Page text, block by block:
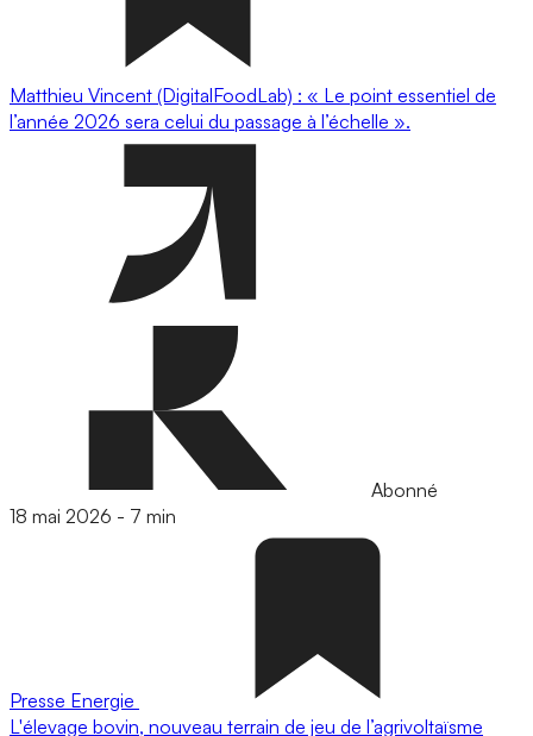
Matthieu Vincent (DigitalFoodLab) : « Le point essentiel de
l’année 2026 sera celui du passage à l’échelle ».
Abonné
18 mai 2026 - 7 min
Presse Energie
L'élevage bovin, nouveau terrain de jeu de l’agrivoltaïsme